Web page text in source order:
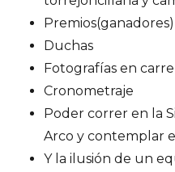
Premios(ganadores)
Duchas
Fotografías en
Cronometraje
Poder correr en la
Arco y contemplar
Y la ilusión de un